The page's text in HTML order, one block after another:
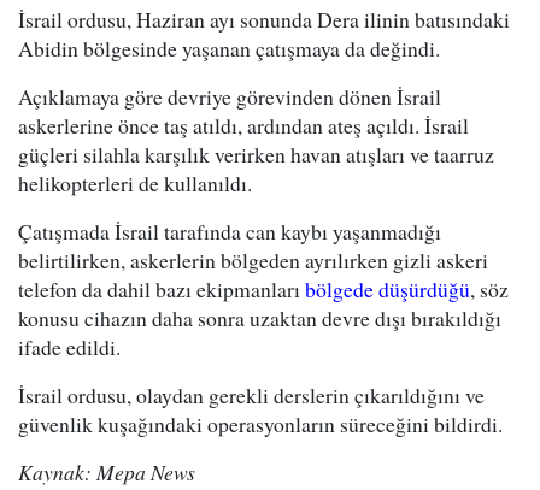
İsrail ordusu, Haziran ayı sonunda Dera ilinin batısındaki
Abidin bölgesinde yaşanan çatışmaya da değindi.
Açıklamaya göre devriye görevinden dönen İsrail
askerlerine önce taş atıldı, ardından ateş açıldı. İsrail
güçleri silahla karşılık verirken havan atışları ve taarruz
helikopterleri de kullanıldı.
Çatışmada İsrail tarafında can kaybı yaşanmadığı
belirtilirken, askerlerin bölgeden ayrılırken gizli askeri
telefon da dahil bazı ekipmanları bölgede düşürdüğü, söz
konusu cihazın daha sonra uzaktan devre dışı bırakıldığı
ifade edildi.
İsrail ordusu, olaydan gerekli derslerin çıkarıldığını ve
güvenlik kuşağındaki operasyonların süreceğini bildirdi.
Kaynak: Mepa News